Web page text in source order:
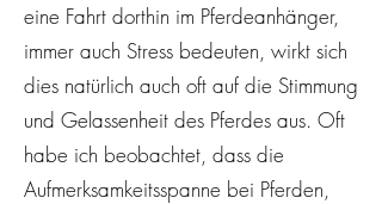
eine Fahrt dorthin im Pferdeanhänger,
immer auch Stress bedeuten, wirkt sich
dies natürlich auch oft auf die Stimmung
und Gelassenheit des Pferdes aus. Oft
habe ich beobachtet, dass die
Aufmerksamkeitsspanne bei Pferden,